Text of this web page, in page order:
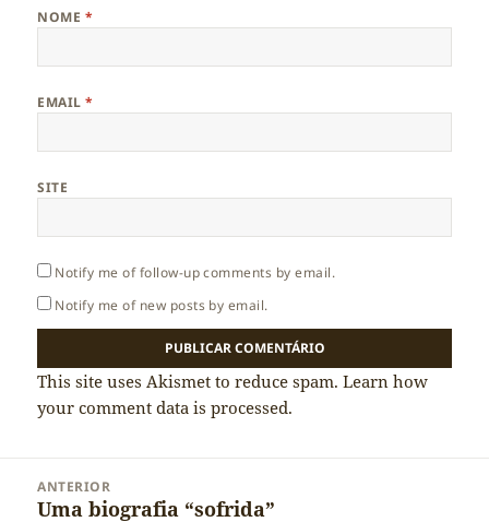
NOME *
EMAIL*
SITE
Notify me of follow-up comments by email.
Notify me of new posts by email.
This site uses Akismet to reduce spam.Learn how
your comment data is processed.
ANTERIOR
Artigo
Uma biografia “sofrida”